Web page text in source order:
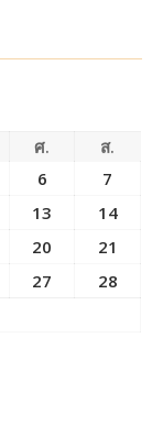
ศ.
ส.
6
7
13
14
20
21
27
28